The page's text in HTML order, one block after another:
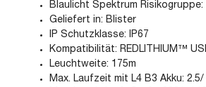
Blaulicht Spektrum Risikogruppe:
Geliefert in: Blister
IP Schutzklasse: IP67
Kompatibilität: REDLITHIUM™
Leuchtweite: 175m
Max. Laufzeit mit L4 B3 Akku: